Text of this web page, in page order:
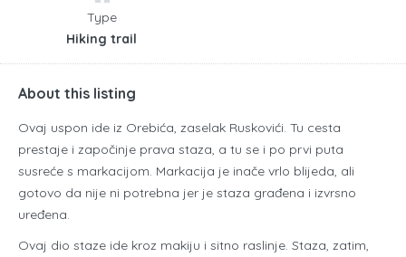
Type
Hiking trail
About this listing
Ovaj uspon ide iz Orebića, zaselak Ruskovići. Tu cesta
prestaje i započinje prava staza, a tu se i po prvi puta
susreće s markacijom. Markacija je inače vrlo blijeda, ali
gotovo da nije ni potrebna jer je staza građena i izvrsno
uređena.
Ovaj dio staze ide kroz makiju i sitno raslinje. Staza, zatim,